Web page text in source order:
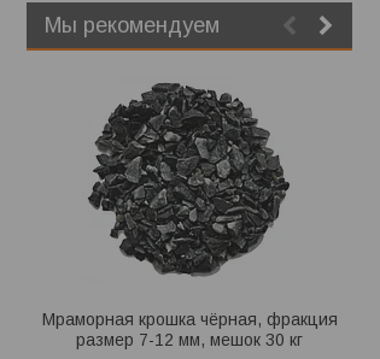
Мы рекомендуем
Мраморная крошка чёрная, фракция
размер 7-12 мм, мешок 30 кг